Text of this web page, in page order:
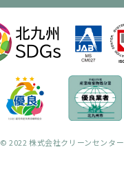
© 2022 株式会社クリーンセンター